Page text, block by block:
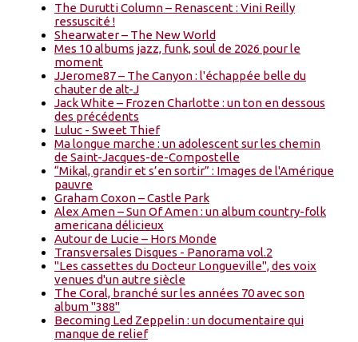
The Durutti Column – Renascent : Vini Reilly
ressuscité !
Shearwater – The New World
Mes 10 albums jazz, funk, soul de 2026 pour le
moment
JJerome87 – The Canyon : l'échappée belle du
chauter de alt-J
Jack White – Frozen Charlotte : un ton en dessous
des précédents
Luluc - Sweet Thief
Ma longue marche : un adolescent sur les chemin
de Saint-Jacques-de-Compostelle
“Mikal, grandir et s’en sortir” : Images de l'Amérique
pauvre
Graham Coxon – Castle Park
Alex Amen – Sun Of Amen : un album country-folk
americana délicieux
Autour de Lucie – Hors Monde
Transversales Disques - Panorama vol.2
"Les cassettes du Docteur Longueville", des voix
venues d'un autre siècle
The Coral, branché sur les années 70 avec son
album "388"
Becoming Led Zeppelin : un documentaire qui
manque de relief